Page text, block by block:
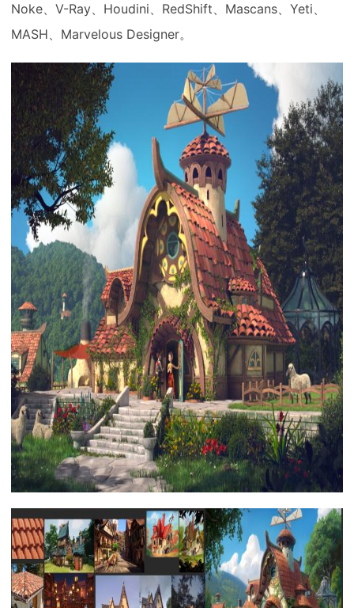
Noke、V-Ray、Houdini、RedShift、Mascans、Yeti、
MASH、Marvelous Designer。